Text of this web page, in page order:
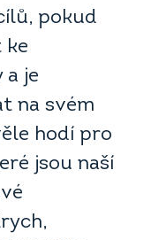
pokud
ke
a je
na svém
hodí pro
jsou naší